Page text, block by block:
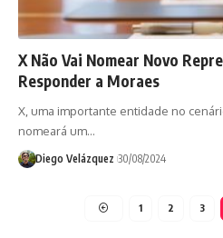
X Não Vai Nomear Novo
Responder a Moraes
X, uma importante entidade no
nomeará um…
Diego Velázquez 30/08/2024
1 2 3